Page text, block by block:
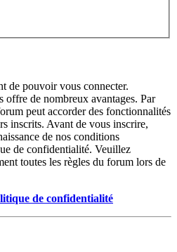
de pouvoir vous connecter.
offre de nombreux avantages. Par
peut accorder des fonctionnalités
inscrits. Avant de vous inscrire,
de nos conditions
de confidentialité. Veuillez
toutes les règles du forum lors de
de confidentialité